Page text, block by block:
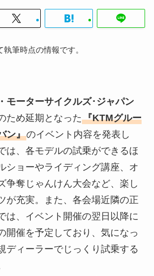
筆時点の情報です。
モーターサイクルズ･ジャパン
ため延期となった『KTMグルー
ン』のイベント内容を発表し
は、各モデルの試乗ができるほ
ショーやライディング講座、オ
争奪じゃんけん大会など、楽し
が充実。また、各会場近隣の正
は、イベント開催の翌日以降に
開催を予定しており、気になっ
ディーラーでじっくり試乗する